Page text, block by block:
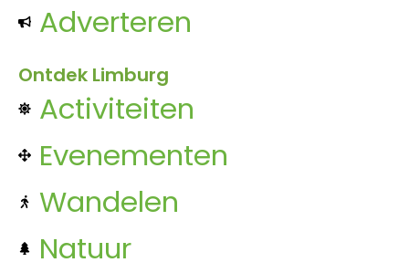
Adverteren
Ontdek Limburg
Activiteiten
Evenementen
Wandelen
Natuur